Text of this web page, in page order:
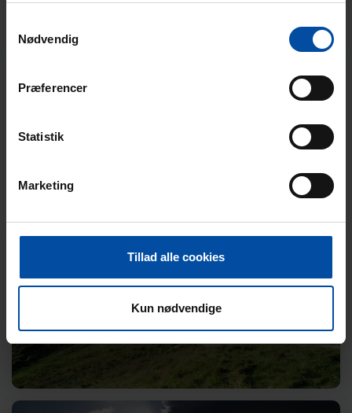
Nødvendig
Præferencer
Statistik
Marketing
Tillad alle cookies
Kun nødvendige
Helgenæs